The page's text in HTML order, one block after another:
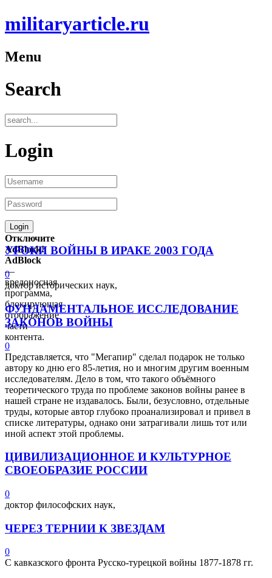
militaryarticle.ru
Menu
Search
Login
Отключите
AdBlock!
AdBlock
—
вредоносная
программа,
блокирующая
отображение
части
контента.
УРОКИ ВОЙНЫ В ИРАКЕ 2003 ГОДА
0
доктор исторических наук,
ФУНДАМЕНТАЛЬНОЕ ИССЛЕДОВАНИЕ
ЗАКОНОВ ВОЙНЫ
0
Представляется, что "Мегапир" сделал подарок не только
автору ко дню его 85-летия, но и многим другим военным
исследователям. Дело в том, что такого объёмного
теоретического труда по проблеме законов войны ранее в
нашей стране не издавалось. Были, безусловно, отдельные
труды, которые автор глубоко проанализировал и привел в
списке литературы, однако они затрагивали лишь тот или
иной аспект этой проблемы.
ЦИВИЛИЗАЦИОННОЕ И КУЛЬТУРНОЕ
СВОЕОБРАЗИЕ РОССИИ
0
доктор философских наук,
ЧЕРЕЗ ТЕРНИИ К ЗВЕЗДАМ
0
С кавказского фронта Русско-турецкой войны 1877-1878 гг.